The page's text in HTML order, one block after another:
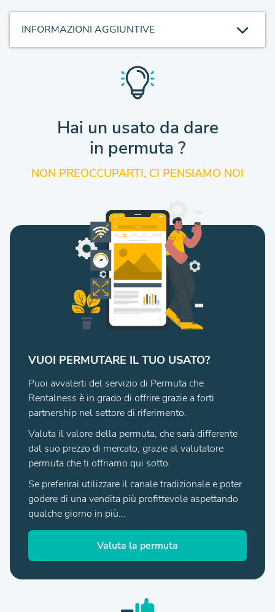
INFORMAZIONI AGGIUNTIVE
Hai un usato da dare
in permuta ?
NON PREOCCUPARTI, CI PENSIAMO NOI
VUOI PERMUTARE IL TUO USATO?
Puoi avvalerti del servizio di Permuta che
Rentalness è in grado di offrire grazie a forti
partnership nel settore di riferimento.
Valuta il valore della permuta, che sarà differente
dal suo prezzo di mercato, grazie al valutatore
permuta che ti offriamo qui sotto.
Se preferirai utilizzare il canale tradizionale e poter
godere di una vendita più profittevole aspettando
qualche giorno in più...
Valuta la permuta